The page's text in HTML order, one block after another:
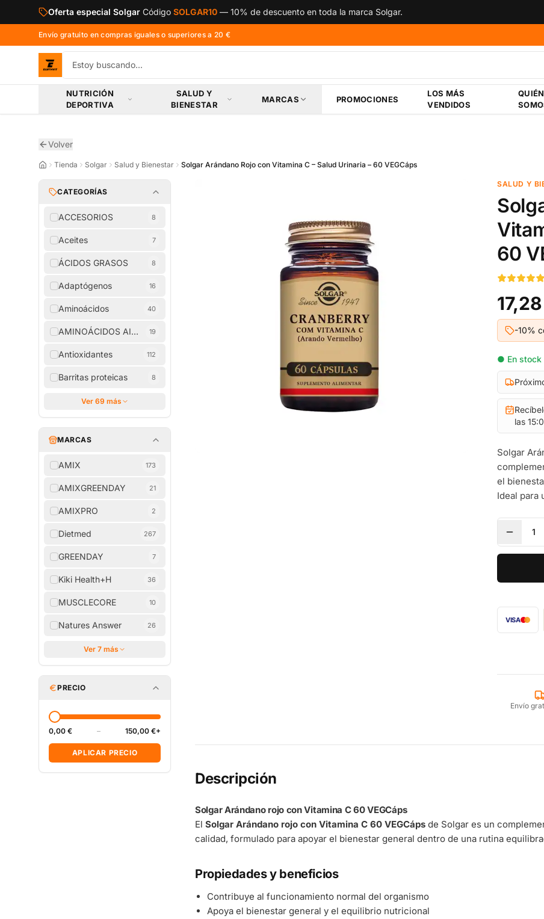
Saltar al contenido principal
Oferta especial Solgar Código SOLGAR10 — 10% de descuento en toda la marca Solgar.
Envío gratuito en compras iguales o superiores a 20 €
NUTRICIÓN
DEPORTIVA
SALUD Y
BIENESTAR
MARCAS PROMOCIONES
LOS MÁS
VENDIDOS
Volver
Tienda Solgar Salud y Bienestar Solgar Arándano Rojo con Vitamina C – Salud Urinaria – 60 VEGCáps
CATEGORÍAS
ACCESORIOS 8
Aceites 7
ÁCIDOS GRASOS 8
Adaptógenos 16
Aminoácidos 40
AMINOÁCIDOS AISLADOS
19
Antioxidantes 112
Barritas proteicas 8
Ver 69 más
MARCAS
AMIX 173
AMIXGREENDAY 21
AMIXPRO 2
Dietmed 267
GREENDAY 7
Kiki Health+H 36
MUSCLECORE 10
Natures Answer 26
Ver 7 más
PRECIO
0,00 € – 150,00 €+
APLICAR PRECIO
SALUD Y
60
-10%
● En stock
las
Solgar
el
Ideal para
1
VISA
Envío
Descripción
Solgar Arándano rojo con Vitamina C 60 VEGCáps
El Solgar Arándano rojo con Vitamina C 60 VEGCáps de Solgar es un
calidad, formulado para apoyar el bienestar general dentro de una rutina
Propiedades y beneficios
Contribuye al funcionamiento normal del organismo
Apoya el bienestar general y el equilibrio nutricional